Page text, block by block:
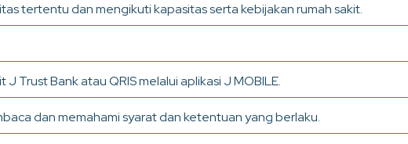
tertentu dan mengikuti kapasitas serta kebijakan rumah sakit.
Bank atau QRIS melalui aplikasi J MOBILE.
dan memahami syarat dan ketentuan yang berlaku.